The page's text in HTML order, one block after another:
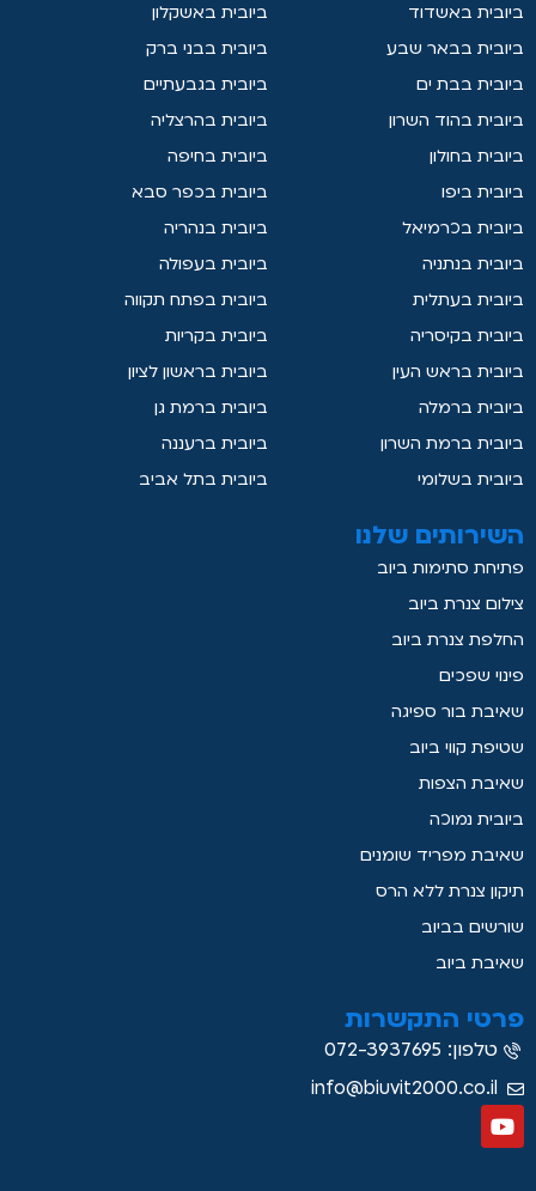
ביובית באשדוד
ביובית באשקלון
ביובית בבאר שבע
ביובית בבני ברק
ביובית בבת ים
ביובית בגבעתיים
ביובית בהוד השרון
ביובית בהרצליה
ביובית בחולון
ביובית בחיפה
ביובית ביפו
ביובית בכפר סבא
ביובית בכרמיאל
ביובית בנהריה
ביובית בנתניה
ביובית בעפולה
ביובית בעתלית
ביובית בפתח תקווה
ביובית בקיסריה
ביובית בקריות
ביובית בראש העין
ביובית בראשון לציון
ביובית ברמלה
ביובית ברמת גן
ביובית ברמת השרון
ביובית ברעננה
ביובית בשלומי
ביובית בתל אביב
השירותים שלנו
פתיחת סתימות ביוב
צילום צנרת ביוב
החלפת צנרת ביוב
פינוי שפכים
שאיבת בור ספיגה
שטיפת קווי ביוב
שאיבת הצפות
ביובית נמוכה
שאיבת מפריד שומנים
תיקון צנרת ללא הרס
שורשים בביוב
שאיבת ביוב
פרטי התקשרות
טלפון: 072-3937695
info@biuvit2000.co.il